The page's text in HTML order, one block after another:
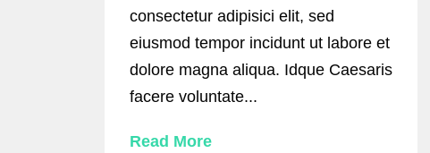
consectetur adipisici elit, sed
eiusmod tempor incidunt ut labore et
dolore magna aliqua. Idque Caesaris
facere voluntate...
Read More